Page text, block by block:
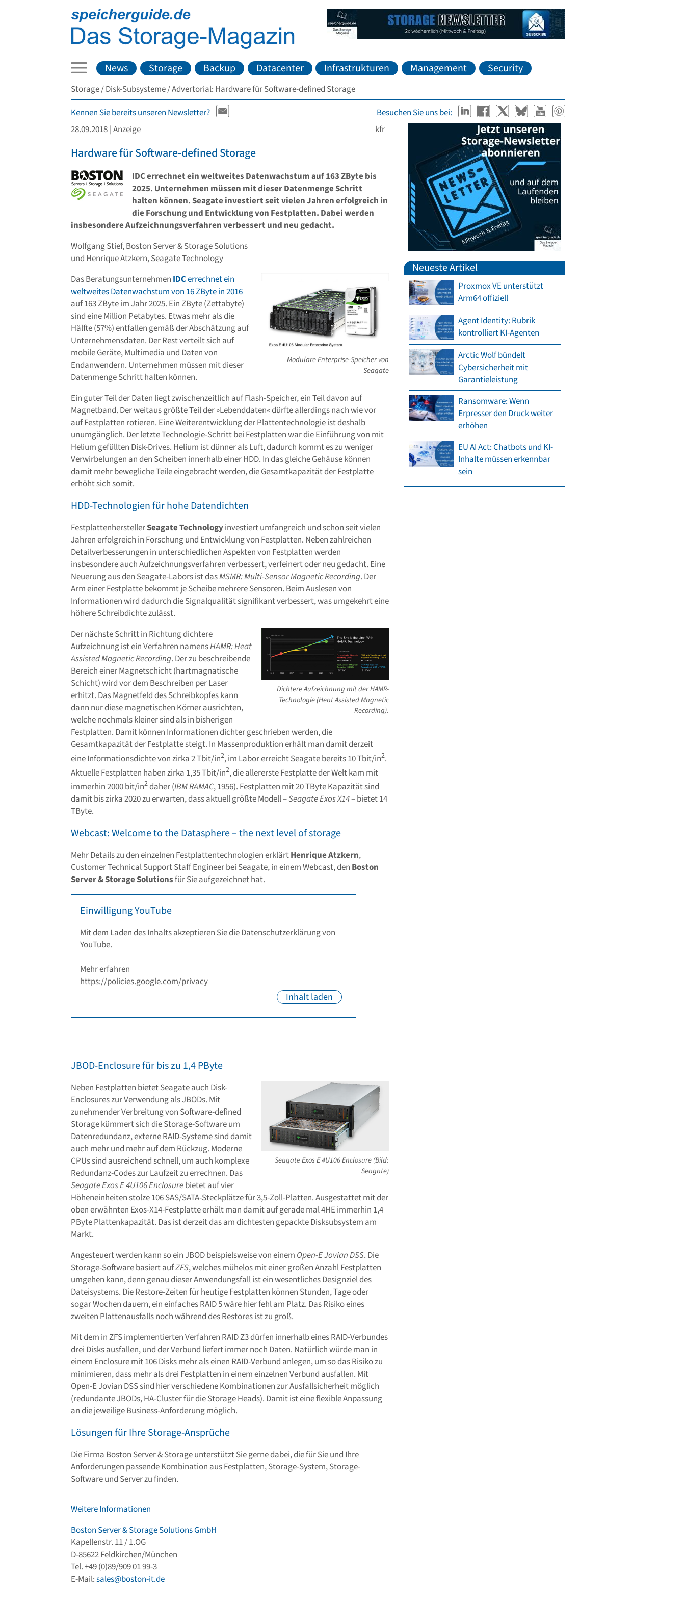
News Storage Backup Datacenter Infrastrukturen Management Security
Storage Disk-Subsysteme Advertorial: Hardware für Software-defined Storage
Kennen Sie bereits unseren Newsletter?
Besuchen Sie uns bei:
28.09.2018 | Anzeige kfr
Hardware für Software-defined Storage
IDC errechnet ein weltweites Datenwachstum auf 163 ZByte bis
2025. Unternehmen müssen mit dieser Datenmenge Schritt
halten können. Seagate investiert seit vielen Jahren erfolgreich in
die Forschung und Entwicklung von Festplatten. Dabei werden
insbesondere Aufzeichnungsverfahren verbessert und neu gedacht.
Wolfgang Stief, Boston Server & Storage Solutions
und Henrique Atzkern, Seagate Technology
Modulare Enterprise-Speicher von
Seagate
Das Beratungsunternehmen IDCerrechnet ein
weltweites Datenwachstum von 16 ZByte in 2016
auf 163 ZByte im Jahr 2025. Ein ZByte (Zettabyte)
sind eine Million Petabytes. Etwas mehr als die
Hälfte (57%) entfallen gemäß der Abschätzung auf
Unternehmensdaten. Der Rest verteilt sich auf
mobile Geräte, Multimedia und Daten von
Endanwendern. Unternehmen müssen mit dieser
Datenmenge Schritt halten können.
Ein guter Teil der Daten liegt zwischenzeitlich auf Flash-Speicher, ein Teil davon auf
Magnetband. Der weitaus größte Teil der »Lebenddaten« dürfte allerdings nach wie vor
auf Festplatten rotieren. Eine Weiterentwicklung der Plattentechnologie ist deshalb
unumgänglich. Der letzte Technologie-Schritt bei Festplatten war die Einführung von mit
Helium gefüllten Disk-Drives. Helium ist dünner als Luft, dadurch kommt es zu weniger
Verwirbelungen an den Scheiben innerhalb einer HDD. In das gleiche Gehäuse können
damit mehr bewegliche Teile eingebracht werden, die Gesamtkapazität der Festplatte
erhöht sich somit.
HDD-Technologien für hohe Datendichten
FestplattenherstellerSeagate Technologyinvestiert umfangreich und schon seit vielen
Jahren erfolgreich in Forschung und Entwicklung von Festplatten. Neben zahlreichen
Detailverbesserungen in unterschiedlichen Aspekten von Festplatten werden
insbesondere auch Aufzeichnungsverfahren verbessert, verfeinert oder neu gedacht. Eine
Neuerung aus den Seagate-Labors ist dasMSMR:Multi-Sensor Magnetic Recording. Der
Arm einer Festplatte bekommt je Scheibe mehrere Sensoren. Beim Auslesen von
Informationen wird dadurch die Signalqualität signifikant verbessert, was umgekehrt eine
höhere Schreibdichte zulässt.
Dichtere Aufzeichnung mit der HAMR-
Technologie (Heat Assisted Magnetic
Recording).
Der nächste Schritt in Richtung dichtere
Aufzeichnung ist ein Verfahren namensHAMR: Heat
Assisted Magnetic Recording. Der zu beschreibende
Bereich einer Magnetschicht (hartmagnatische
Schicht) wird vor dem Beschreiben per Laser
erhitzt. Das Magnetfeld des Schreibkopfes kann
dann nur diese magnetischen Körner ausrichten,
welche nochmals kleiner sind als in bisherigen
Festplatten. Damit können Informationen dichter geschrieben werden, die
Gesamtkapazität der Festplatte steigt. In Massenproduktion erhält man damit derzeit
eine Informationsdichte von zirka 2 Tbit/in2, im Labor erreicht Seagate bereits 10 Tbit/in2.
Aktuelle Festplatten haben zirka 1,35 Tbit/in2, die allererste Festplatte der Welt kam mit
immerhin 2000 bit/in2daher (IBM RAMAC, 1956). Festplatten mit 20 TByte Kapazität sind
damit bis zirka 2020 zu erwarten, dass aktuell größte Modell –Seagate Exos X14– bietet 14
TByte.
Webcast: Welcome to the Datasphere – the next level of storage
Mehr Details zu den einzelnen Festplattentechnologien erklärtHenrique Atzkern,
Customer Technical Support Staff Engineer bei Seagate, in einem Webcast, den Boston
Server & Storage Solutionsfür Sie aufgezeichnet hat.
JBOD-Enclosure für bis zu 1,4 PByte
Seagate Exos E 4U106 Enclosure (Bild:
Seagate)
Neben Festplatten bietet Seagate auch Disk-
Enclosures zur Verwendung als JBODs. Mit
zunehmender Verbreitung von Software-defined
Storage kümmert sich die Storage-Software um
Datenredundanz, externe RAID-Systeme sind damit
auch mehr und mehr auf dem Rückzug. Moderne
CPUs sind ausreichend schnell, um auch komplexe
Redundanz-Codes zur Laufzeit zu errechnen. Das
Seagate Exos E 4U106 Enclosurebietet auf vier
Höheneinheiten stolze 106 SAS/SATA-Steckplätze für 3,5-Zoll-Platten. Ausgestattet mit der
oben erwähnten Exos-X14-Festplatte erhält man damit auf gerade mal 4HE immerhin 1,4
PByte Plattenkapazität. Das ist derzeit das am dichtesten gepackte Disksubsystem am
Markt.
Angesteuert werden kann so ein JBOD beispielsweise von einem Open-E Jovian DSS. Die
Storage-Software basiert aufZFS, welches mühelos mit einer großen Anzahl Festplatten
umgehen kann, denn genau dieser Anwendungsfall ist ein wesentliches Designziel des
Dateisystems. Die Restore-Zeiten für heutige Festplatten können Stunden, Tage oder
sogar Wochen dauern, ein einfaches RAID 5 wäre hier fehl am Platz. Das Risiko eines
zweiten Plattenausfalls noch während des Restores ist zu groß.
Mit dem in ZFS implementierten Verfahren RAID Z3 dürfen innerhalb eines RAID-Verbundes
drei Disks ausfallen, und der Verbund liefert immer noch Daten. Natürlich würde man in
einem Enclosure mit 106 Disks mehr als einen RAID-Verbund anlegen, um so das Risiko zu
minimieren, dass mehr als drei Festplatten in einem einzelnen Verbund ausfallen. Mit
Open-E Jovian DSS sind hier verschiedene Kombinationen zur Ausfallsicherheit möglich
(redundante JBODs, HA-Cluster für die Storage Heads). Damit ist eine flexible Anpassung
an die jeweilige Business-Anforderung möglich.
Lösungen für Ihre Storage-Ansprüche
Die Firma Boston Server & Storage unterstützt Sie gerne dabei, die für Sie und Ihre
Anforderungen passende Kombination aus Festplatten, Storage-System, Storage-
Software und Server zu finden.
Weitere Informationen
Boston Server & Storage Solutions GmbH
Kapellenstr. 11 / 1.OG
D-85622 Feldkirchen/München
Tel. +49 (0)89/909 01 99-3
E-Mail:sales@boston-it.de
Neueste Artikel
Proxmox VE unterstützt
Arm64 offiziell
Agent Identity: Rubrik
kontrolliert KI-Agenten
Arctic Wolf bündelt
Cybersicherheit mit
Garantieleistung
Ransomware: Wenn
Erpresser den Druck weiter
erhöhen
EU AI Act: Chatbots und KI-
Inhalte müssen erkennbar
sein